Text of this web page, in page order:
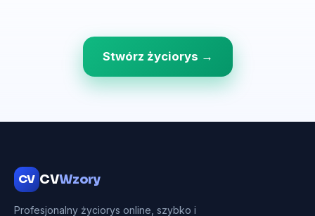
Stwórz życiorys →
CV CVWzory
Profesjonalny życiorys online, szybko i